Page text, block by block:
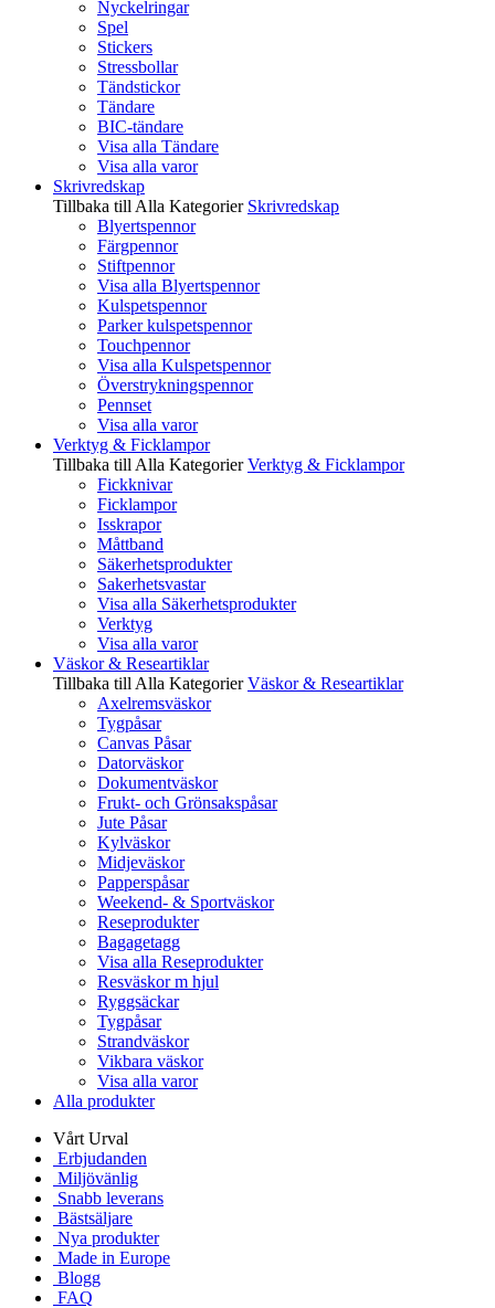
Nyckelringar
Spel
Stickers
Stressbollar
Tändstickor
Tändare
BIC-tändare
Visa alla Tändare
Visa alla varor
Skrivredskap
Tillbaka till Alla Kategorier Skrivredskap
Blyertspennor
Färgpennor
Stiftpennor
Visa alla Blyertspennor
Kulspetspennor
Parker kulspetspennor
Touchpennor
Visa alla Kulspetspennor
Överstrykningspennor
Pennset
Visa alla varor
Verktyg & Ficklampor
Tillbaka till Alla Kategorier Verktyg & Ficklampor
Fickknivar
Ficklampor
Isskrapor
Måttband
Säkerhetsprodukter
Sakerhetsvastar
Visa alla Säkerhetsprodukter
Verktyg
Visa alla varor
Väskor & Researtiklar
Tillbaka till Alla Kategorier Väskor & Researtiklar
Axelremsväskor
Tygpåsar
Canvas Påsar
Datorväskor
Dokumentväskor
Frukt- och Grönsakspåsar
Jute Påsar
Kylväskor
Midjeväskor
Papperspåsar
Weekend- & Sportväskor
Reseprodukter
Bagagetagg
Visa alla Reseprodukter
Resväskor m hjul
Ryggsäckar
Tygpåsar
Strandväskor
Vikbara väskor
Visa alla varor
Alla produkter
Vårt Urval
Erbjudanden
Miljövänlig
Snabb leverans
Bästsäljare
Nya produkter
Made in Europe
Blogg
FAQ